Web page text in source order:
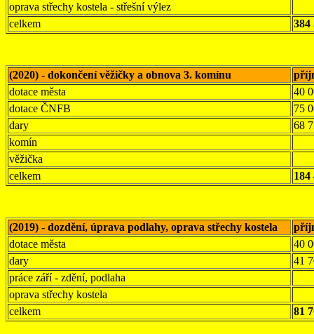
oprava střechy kostela - střešní výlez
celkem
384
(2020) - dokončení věžičky a obnova 3. komínu
dotace města
40
dotace ČNFB
75
dary
68
komín
věžička
celkem
184
(2019) - dozdění, úprava podlahy, oprava střechy kostela
dotace města
40
dary
41
práce září - zdění, podlaha
oprava střechy kostela
celkem
81